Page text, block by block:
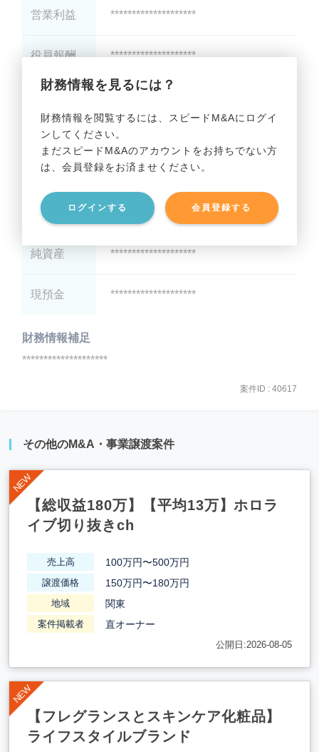
財務情報を見るには？
財務情報を閲覧するには、スピードM&Aにログイ
ンしてください。
まだスピードM&Aのアカウントをお持ちでない方
は、会員登録をお済ませください。
ログインする 会員登録する
営業利益 ********************
役員報酬 ********************
貸借対照表（B/S）
総資産 ********************
有利子負債 ********************
純資産 ********************
現預金 ********************
財務情報補足
********************
案件ID : 40617
その他のM&A・事業譲渡案件
【総収益180万】【平均13万】ホロラ
イブ切り抜きch
売上高 100万円〜500万円
譲渡価格 150万円〜180万円
地域 関東
案件掲載者 直オーナー
公開日:2026-08-05
【フレグランスとスキンケア化粧品】
ライフスタイルブランド